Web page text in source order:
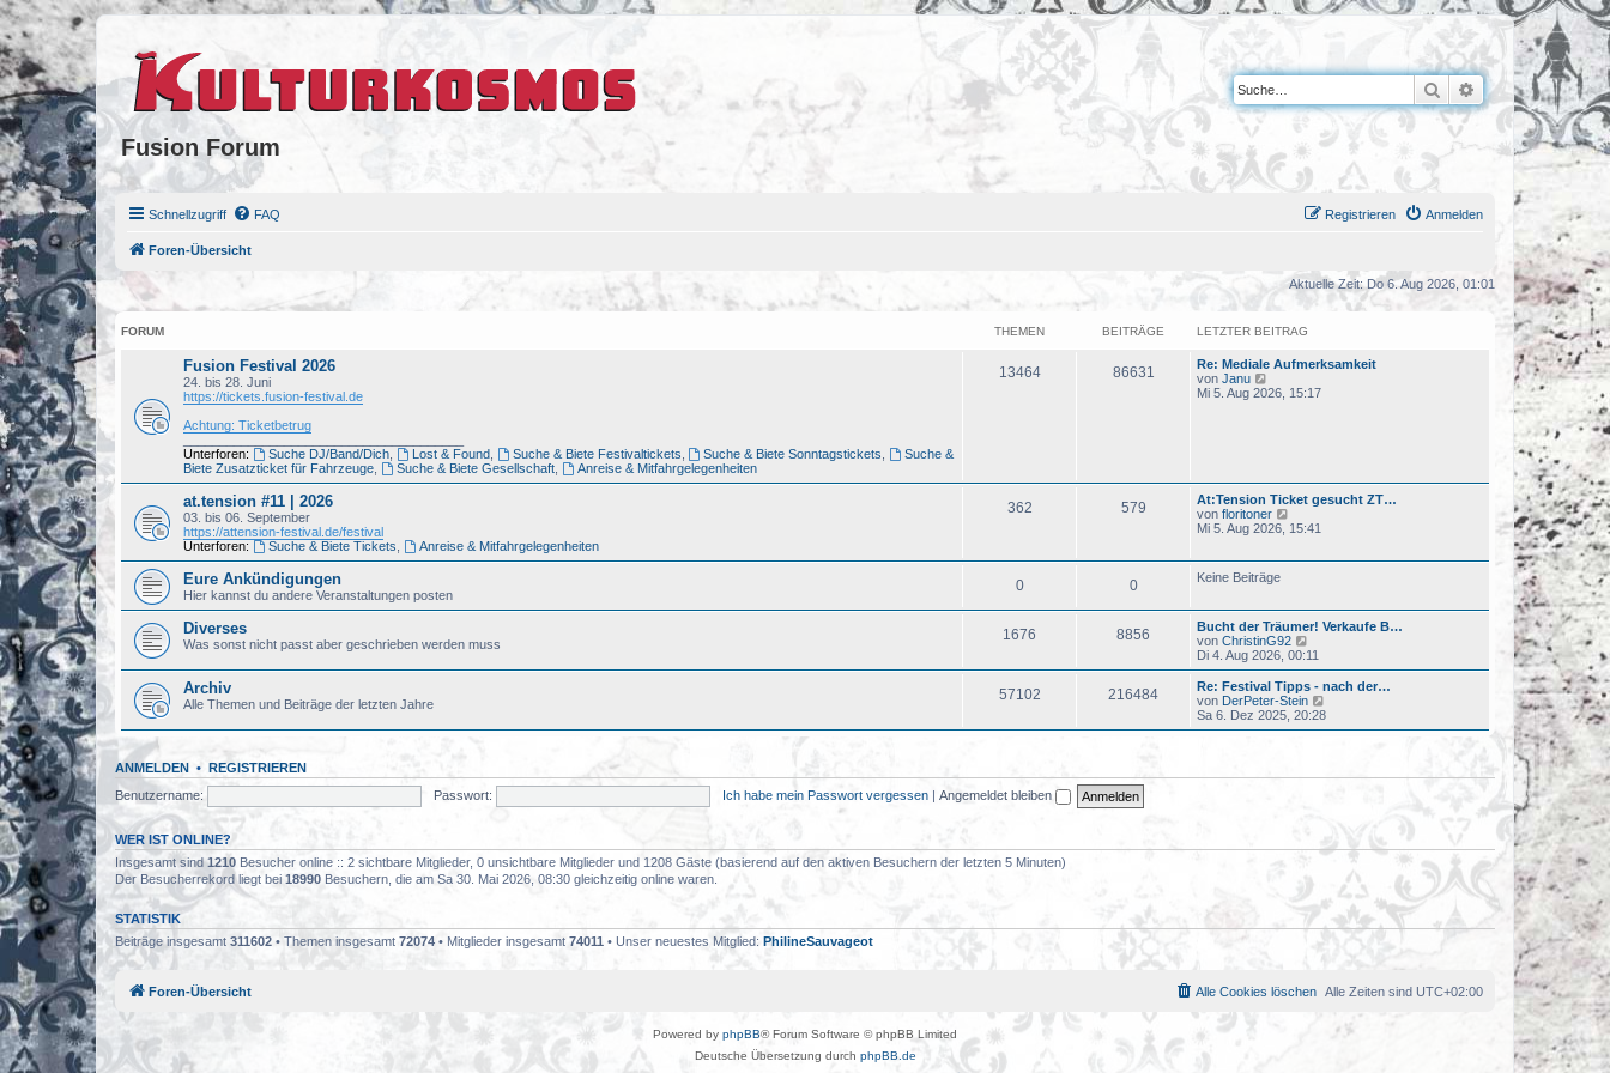
Fusion Forum
Suche Erweiterte Suche
Schnellzugriff FAQ Anmelden
Registrieren
Foren-Übersicht
Aktuelle Zeit: Do 6. Aug 2026, 01:01
FORUM THEMEN BEITRÄGE LETZTER BEITRAG
Fusion Festival 2026
24. bis 28. Juni
https://tickets.fusion-festival.de
Achtung: Ticketbetrug
Unterforen:
Suche DJ/Band/Dich, Lost & Found, Suche & Biete Festivaltickets Suche & Biete Sonntagstickets
Suche &
Biete Zusatzticket für Fahrzeuge
Suche & Biete Gesellschaft, Anreise & Mitfahrgelegenheiten
13464 86631
Re: Mediale Aufmerksamkeit
von Janu
e
B
e
i
t
a
g
Mi 5. Aug 2026, 15:17
at.tension #11 | 2026
03. bis 06. September
https://attension-festival.de/festival
Unterforen:
Suche & Biete Tickets Anreise & Mitfahrgelegenheiten
362 579
At:Tension Ticket gesucht ZT…
von floritoner
e
r
B
e
i
t
r
a
g
Mi 5. Aug 2026, 15:41
Eure Ankündigungen
Hier kannst du andere Veranstaltungen posten
0 0 Keine Beiträge
Diverses
Was sonst nicht passt aber geschrieben werden muss
1676 8856
Bucht der Träumer! Verkaufe B…
von ChristinG92
e
u
e
s
t
i
Di 4. Aug 2026, 00:11
Archiv
Alle Themen und Beiträge der letzten Jahre
57102 216484
Re: Festival Tipps - nach der…
von DerPeter-Stein
e
u
t
g
Sa 6. Dez 2025, 20:28
ANMELDEN • REGISTRIEREN
Benutzername:
Passwort: Ich habe mein Passwort vergessen | Angemeldet bleiben
WER IST ONLINE?
Insgesamt sind1210 Besucher online :: 2 sichtbare Mitglieder, 0 unsichtbare Mitglieder und 1208 Gäste (basierend auf den aktiven Besuchern der letzten 5 Minuten)
Der Besucherrekord liegt bei 18990 Besuchern, die am Sa 30. Mai 2026, 08:30 gleichzeitig online waren.
STATISTIK
Beiträge insgesamt 311602 • Themen insgesamt 72074 • Mitglieder insgesamt 74011 • Unser neuestes Mitglied: PhilineSauvageot
Foren-Übersicht Alle Zeiten sind UTC+02:00
Alle Cookies löschen
Powered by phpBB® Forum Software © phpBB Limited
Deutsche Übersetzung durch phpBB.de